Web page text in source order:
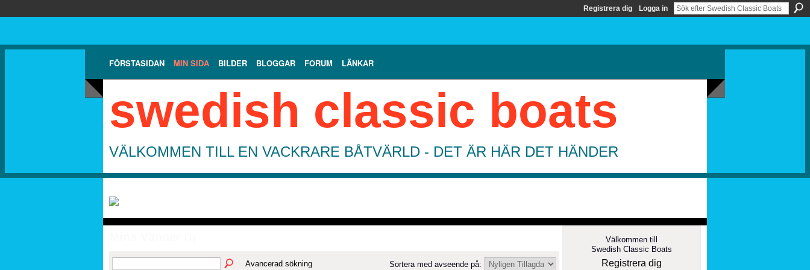
Registrera dig Logga in
FÖRSTASIDAN MIN SIDA BILDER BLOGGAR FORUM LÄNKAR
swedish classic boats
VÄLKOMMEN TILL EN VACKRARE BÅTVÄRLD - DET ÄR HÄR DET HÄNDER
Avancerad sökning Sortera med avseende på:
Välkommen till
Swedish Classic Boats
Registrera dig